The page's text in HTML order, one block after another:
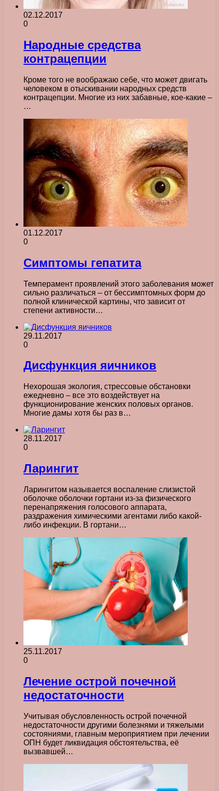
02.12.2017
0
Народные средства
контрацепции
Кроме того не воображаю себе, что может двигать
человеком в отыскивании народных средств
контрацепции. Многие из них забавные, кое-какие –
…
01.12.2017
0
Симптомы гепатита
Темперамент проявлений этого заболевания может
сильно различаться – от бессимптомных форм до
полной клинической картины, что зависит от
степени активности…
29.11.2017
0
Дисфункция яичников
Нехорошая экология, стрессовые обстановки
ежедневно – все это воздействует на
функционирование женских половых органов.
Многие дамы хотя бы раз в…
28.11.2017
0
Ларингит
Ларингитом называется воспаление слизистой
оболочке оболочки гортани из-за физического
перенапряжения голосового аппарата,
раздражения химическими агентами либо какой-
либо инфекции. В гортани…
25.11.2017
0
Лечение острой почечной
недостаточности
Учитывая обусловленность острой почечной
недостаточности другими болезнями и тяжелыми
состояниями, главным мероприятием при лечении
ОПН будет ликвидация обстоятельства, её
вызвавшей…